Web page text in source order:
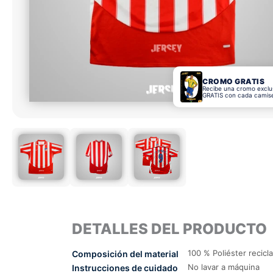
CROMO GRATIS
Recibe una cromo
GRATIS con cada
DETALLES DEL PRODUCTO
Composición del material 100 % Poliéster
Instrucciones de cuidado No lavar a máquina